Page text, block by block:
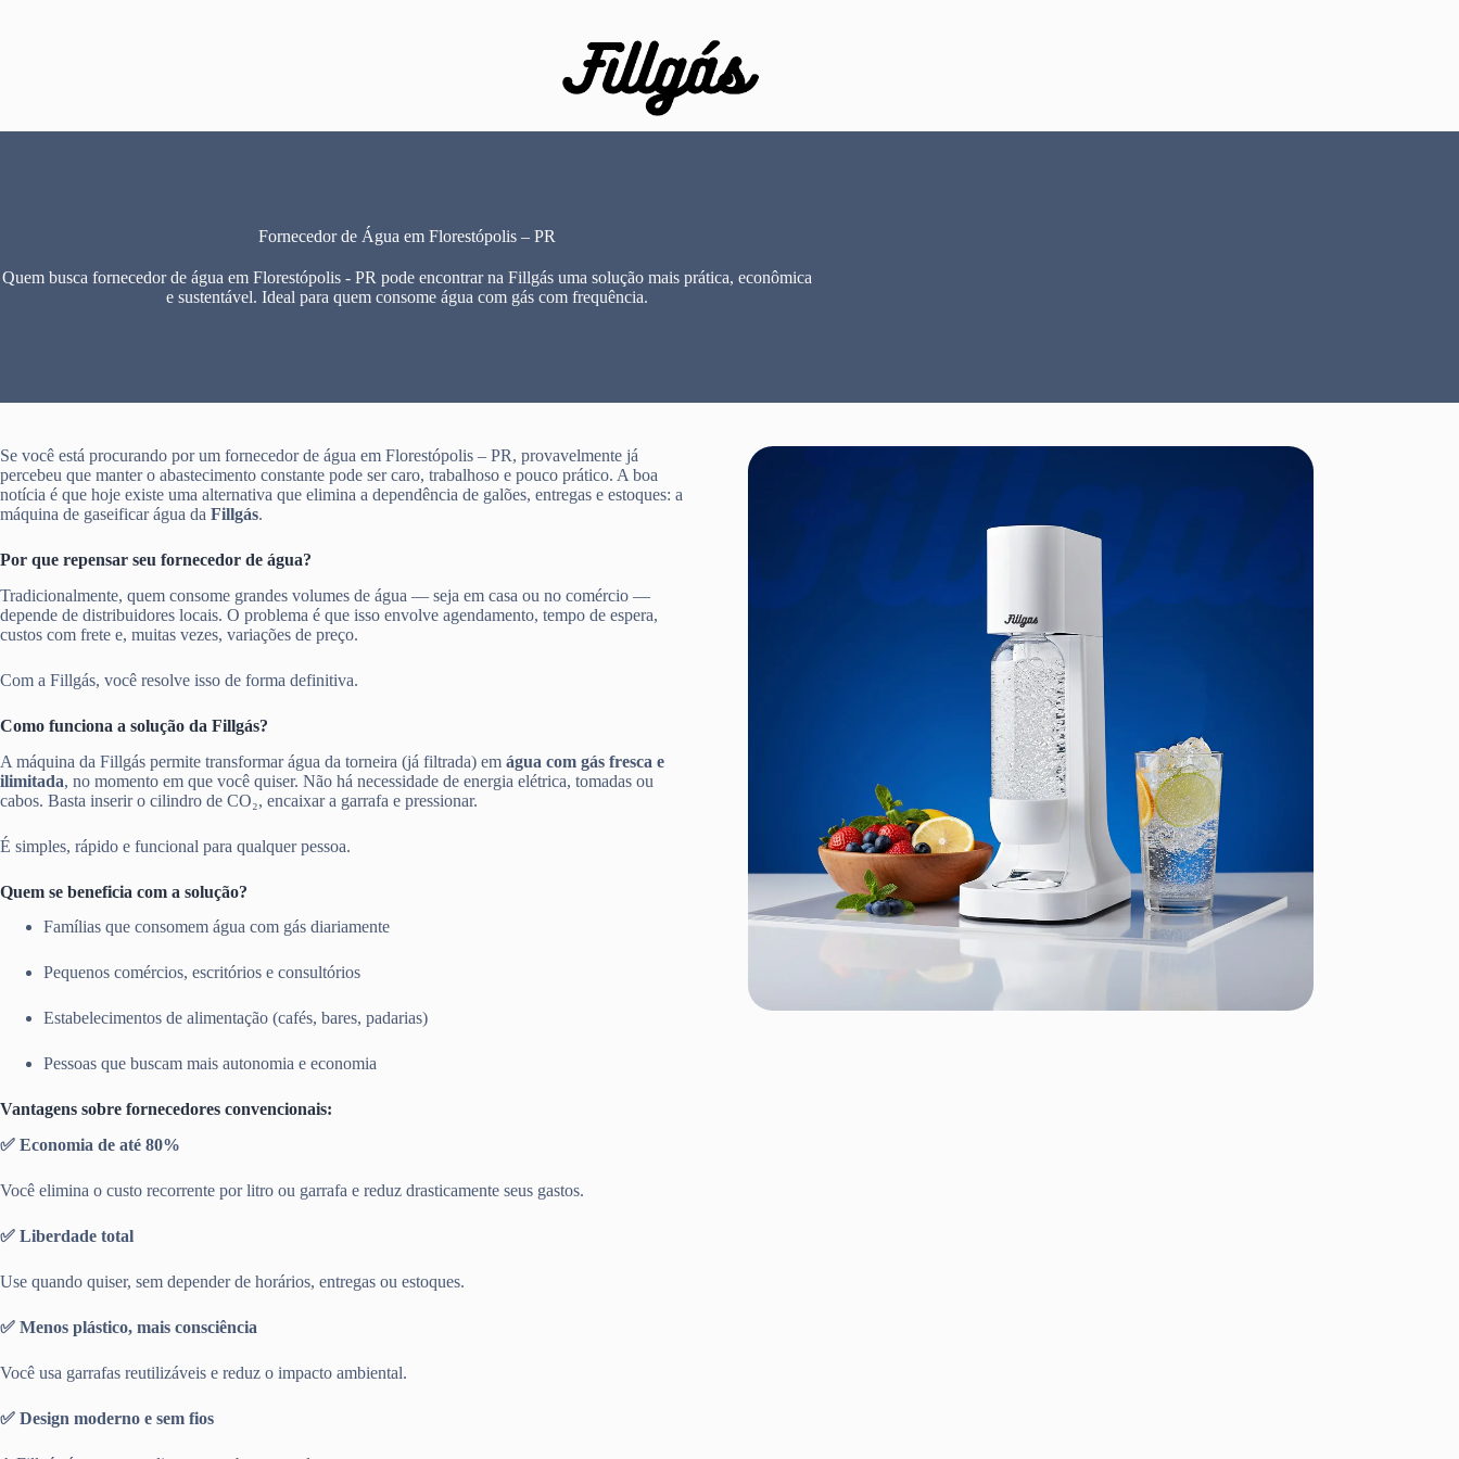
Fornecedor de Água em Florestópolis – PR
Quem busca fornecedor de água em Florestópolis - PR pode encontrar na Fillgás uma solução mais prática, econômica
e sustentável. Ideal para quem consome água com gás com frequência.
Se você está procurando por um fornecedor de água em Florestópolis – PR, provavelmente já
percebeu que manter o abastecimento constante pode ser caro, trabalhoso e pouco prático. A boa
notícia é que hoje existe uma alternativa que elimina a dependência de galões, entregas e estoques: a
máquina de gaseificar água da Fillgás.
Por que repensar seu fornecedor de água?
Tradicionalmente, quem consome grandes volumes de água — seja em casa ou no comércio —
depende de distribuidores locais. O problema é que isso envolve agendamento, tempo de espera,
custos com frete e, muitas vezes, variações de preço.
Com a Fillgás, você resolve isso de forma definitiva.
Como funciona a solução da Fillgás?
A máquina da Fillgás permite transformar água da torneira (já filtrada) em água com gás fresca e
ilimitada, no momento em que você quiser. Não há necessidade de energia elétrica, tomadas ou
cabos. Basta inserir o cilindro de CO₂, encaixar a garrafa e pressionar.
É simples, rápido e funcional para qualquer pessoa.
Quem se beneficia com a solução?
Famílias que consomem água com gás diariamente
Pequenos comércios, escritórios e consultórios
Estabelecimentos de alimentação (cafés, bares, padarias)
Pessoas que buscam mais autonomia e economia
Vantagens sobre fornecedores convencionais:
✅ Economia de até 80%
Você elimina o custo recorrente por litro ou garrafa e reduz drasticamente seus gastos.
✅ Liberdade total
Use quando quiser, sem depender de horários, entregas ou estoques.
✅ Menos plástico, mais consciência
Você usa garrafas reutilizáveis e reduz o impacto ambiental.
✅ Design moderno e sem fios